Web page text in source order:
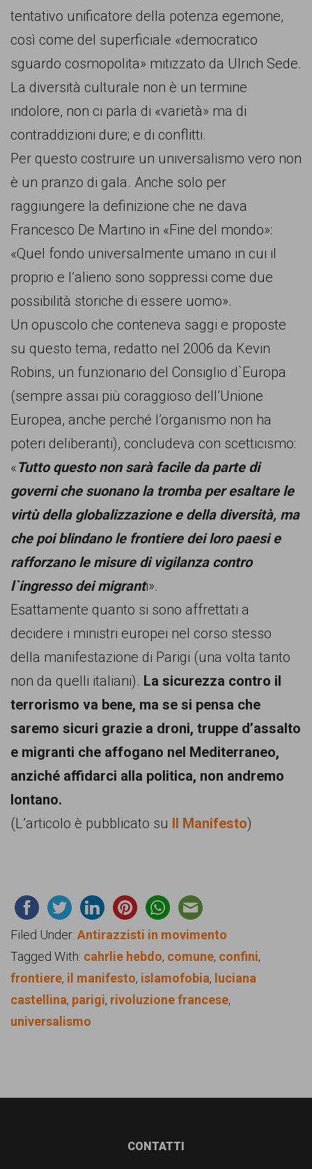
tentativo unificatore della potenza egemone,
così come del superficiale «democratico
sguardo cosmopolita» mitizzato da Ulrich Sede.
La diversità culturale non è un termine
indolore, non ci parla di «varietà» ma di
contraddizioni dure; e di conflitti.
Per questo costruire un universalismo vero non
è un pranzo di gala. Anche solo per
raggiungere la definizione che ne dava
Francesco De Martino in «Fine del mondo»:
«Quel fondo universalmente umano in cui il
proprio e l’alieno sono soppressi come due
possibilità storiche di essere uomo».
Un opuscolo che conteneva saggi e proposte
su questo tema, redatto nel 2006 da Kevin
Robins, un funzionario del Consiglio d`Europa
(sempre assai più coraggioso dell’Unione
Europea, anche perché l’organismo non ha
poteri deliberanti), concludeva con scetticismo:
«Tutto questo non sarà facile da parte di
governi che suonano la tromba per esaltare le
virtù della globalizzazione e della diversità, ma
che poi blindano le frontiere dei loro paesi e
rafforzano le misure di vigilanza contro
l`ingresso dei migranti».
Esattamente quanto si sono affrettati a
decidere i ministri europei nel corso stesso
della manifestazione di Parigi (una volta tanto
non da quelli italiani). La sicurezza contro il
terrorismo va bene, ma se si pensa che
saremo sicuri grazie a droni, truppe d’assalto
e migranti che affogano nel Mediterraneo,
anziché affidarci alla politica, non andremo
lontano.
(L’articolo è pubblicato su Il Manifesto)
Filed Under: Antirazzisti in movimento
Tagged With: cahrlie hebdo, comune, confini,
frontiere, il manifesto, islamofobia, luciana
castellina, parigi, rivoluzione francese,
universalismo
CONTATTI